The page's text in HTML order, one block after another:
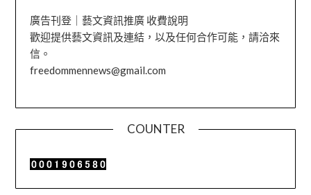
廣告刊登｜藝文資訊推廣 收費說明
歡迎提供藝文資訊及連結，以及任何合作可能，請洽來
信。
freedommennews@gmail.com
COUNTER